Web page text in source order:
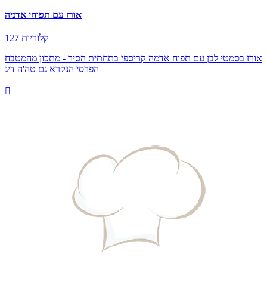
אורז עם תפוחי אדמה
127 קלוריות
אורז בסמטי לבן עם תפוח אדמה קריספי בתחתית הסיר - מתכון מהמטבח
הפרסי הנקרא גם טה'ה דיג
